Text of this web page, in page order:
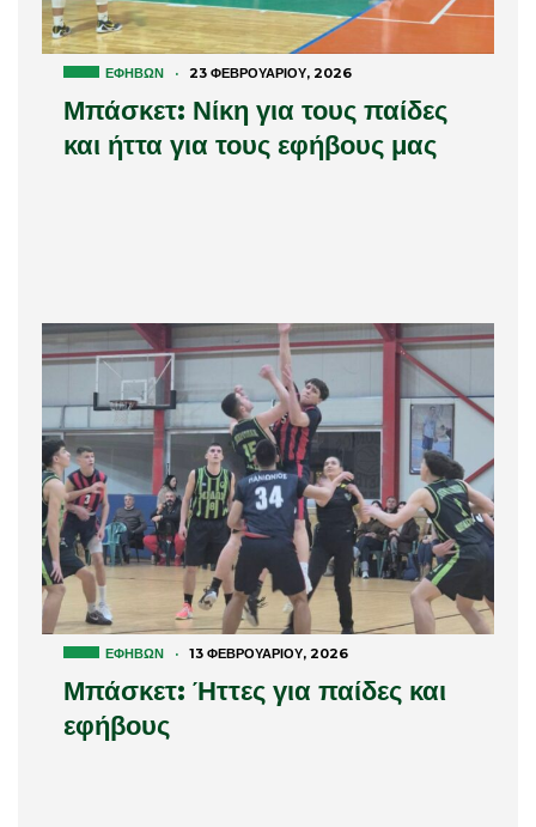
ΕΦΉΒΩΝ · 23 ΦΕΒΡΟΥΑΡΊΟΥ, 2026
Μπάσκετ: Νίκη για τους παίδες
και ήττα για τους εφήβους μας
ΕΦΉΒΩΝ · 13 ΦΕΒΡΟΥΑΡΊΟΥ, 2026
Μπάσκετ: Ήττες για παίδες και
εφήβους